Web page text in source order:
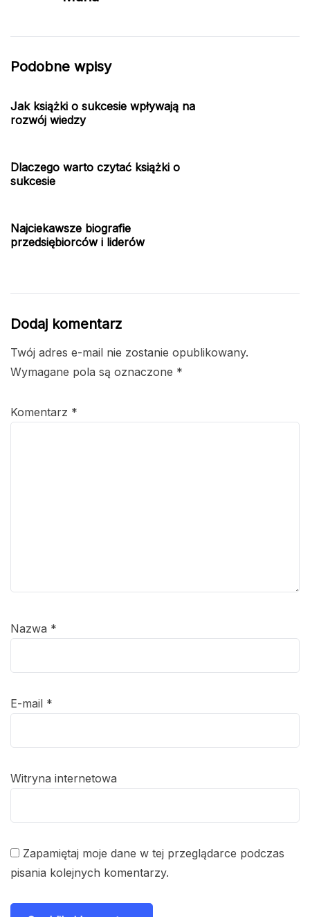
Podobne wpisy
Jak książki o sukcesie wpływają na
rozwój wiedzy
Dlaczego warto czytać książki o
sukcesie
Najciekawsze biografie
przedsiębiorców i liderów
Dodaj komentarz
Twój adres e-mail nie zostanie opublikowany.
Wymagane pola są oznaczone *
Komentarz *
Nazwa *
E-mail *
Witryna internetowa
Zapamiętaj moje dane w tej przeglądarce podczas
pisania kolejnych komentarzy.